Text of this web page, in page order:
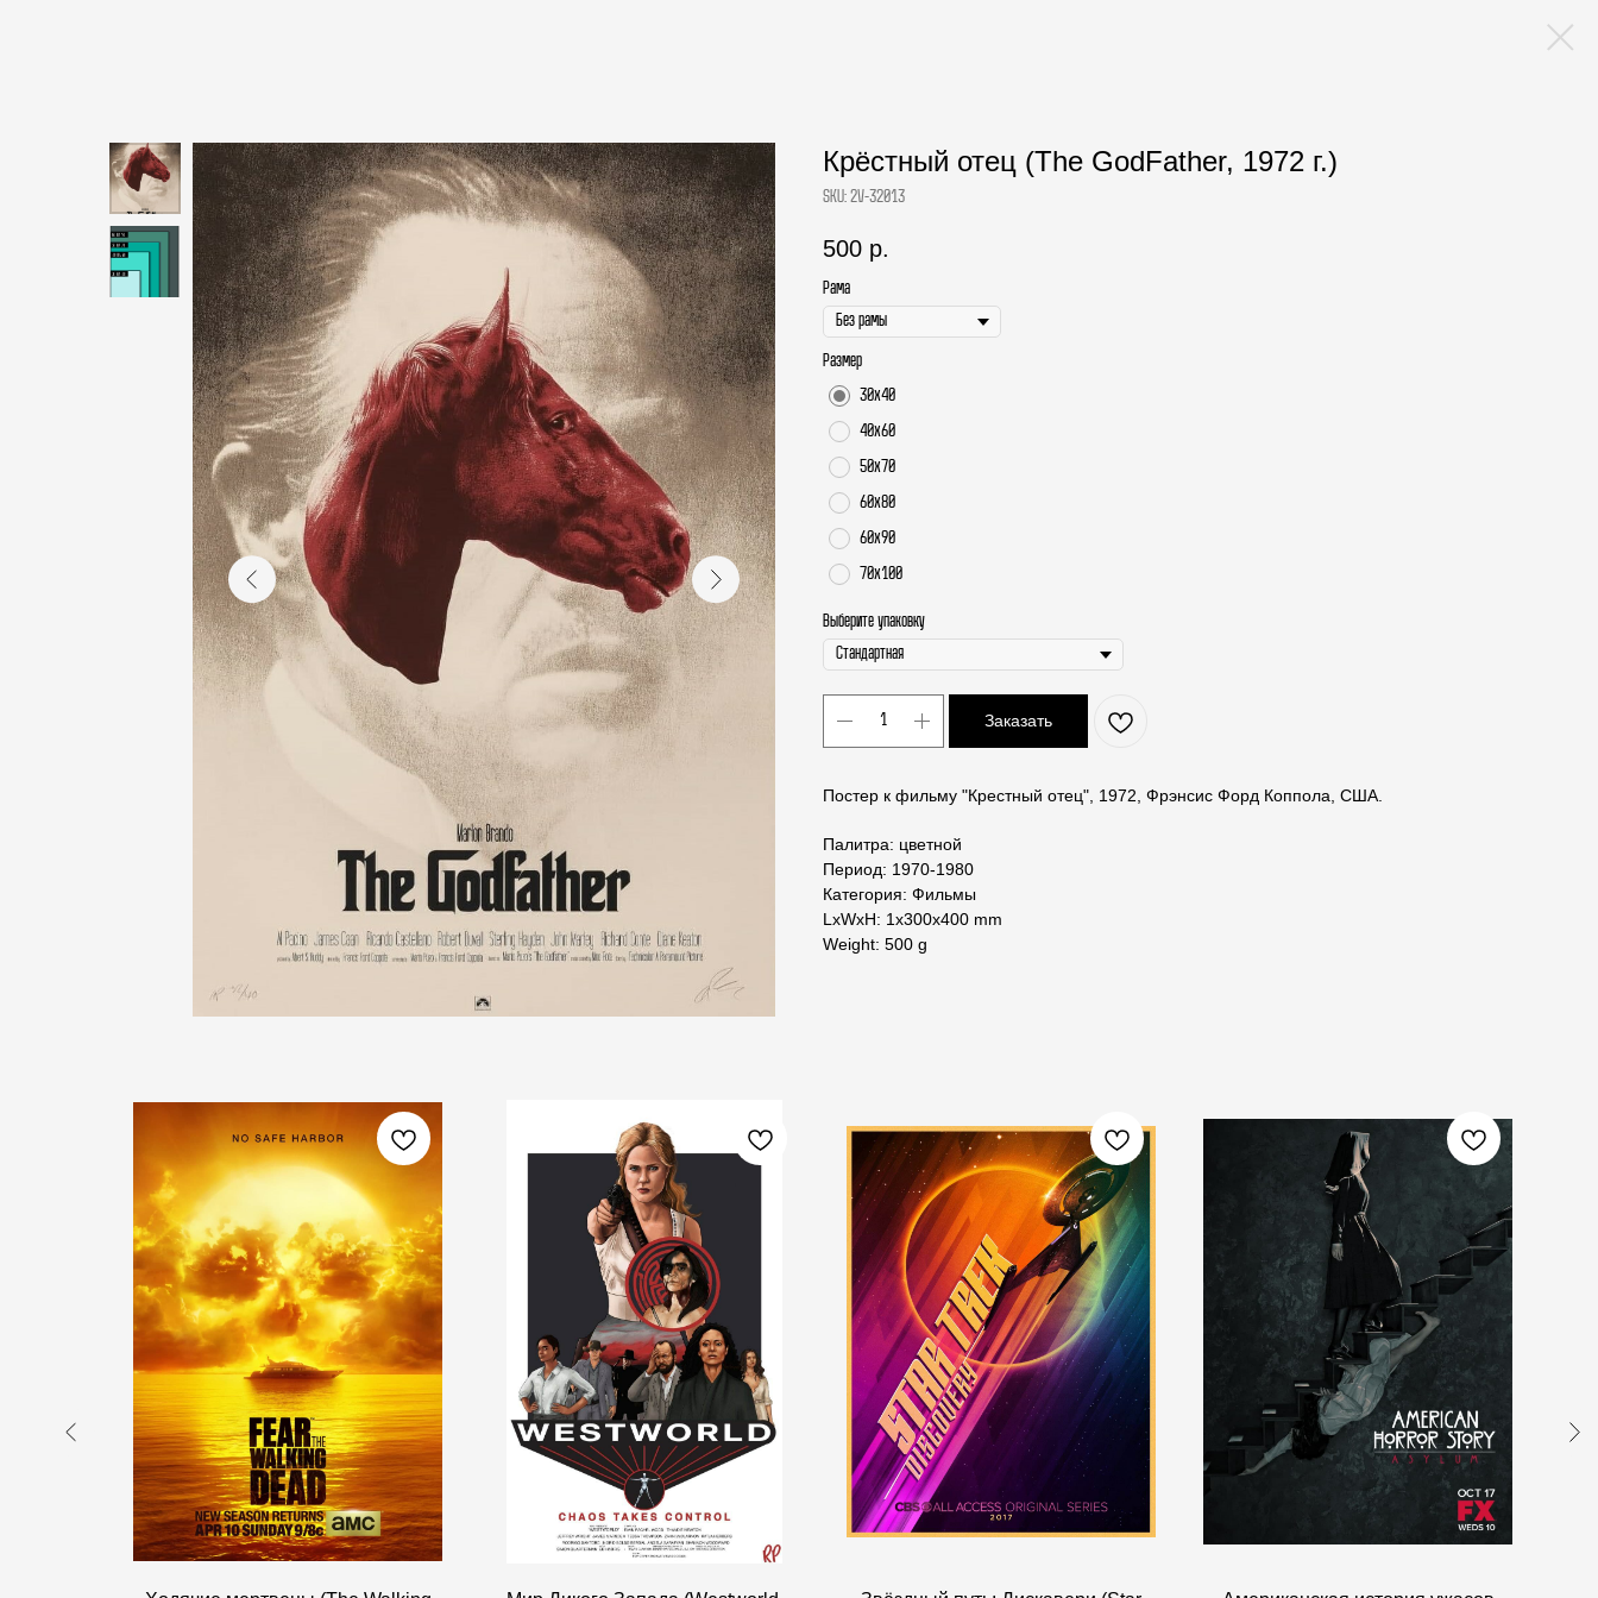
Крёстный отец (The GodFather, 1972 г.)
SKU: 2V-32013
500 р.
Рама
Размер
30х40
40х60
50х70
60х80
60х90
70х100
Выберите упаковку
Заказать
Постер к фильму "Крестный отец", 1972, Фрэнсис Форд Коппола, США.
Палитра: цветной
Период: 1970-1980
Категория: Фильмы
LxWxH: 1x300x400 mm
Weight: 500 g